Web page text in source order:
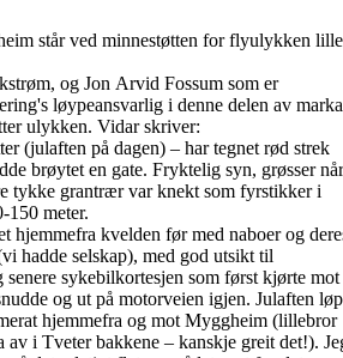
står ved minnestøtten for flyulykken lille
og Jon Arvid Fossum som er
løypeansvarlig i denne delen av marka
ulykken. Vidar skriver:
(julaften på dagen) – har tegnet rød strek
brøytet en gate. Fryktelig syn, grøsser når
tykke grantrær var knekt som fyrstikker i
150 meter.
hjemmefra kvelden før med naboer og
hadde selskap), med god utsikt til
sykebilkortesjen som først kjørte mot
og ut på motorveien igjen. Julaften løp
hjemmefra og mot Myggheim (lillebror
av i Tveter bakkene – kanskje greit det!).